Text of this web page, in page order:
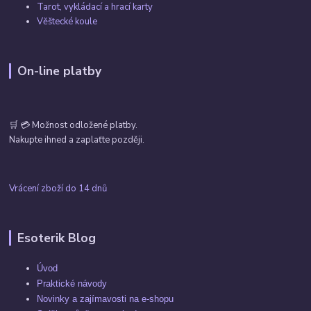
Tarot, vykládací a hrací karty
Věštecké koule
On-line platby
🛒 💳 Možnost odložené platby.
Nakupte ihned a zaplaťte později.
Vrácení zboží do 14 dnů
Esoterik Blog
Úvod
Praktické návody
Novinky a zajímavosti na e-shopu